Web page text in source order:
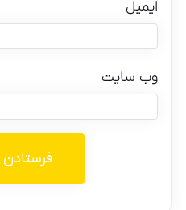
ایمیل
وب‌ سایت